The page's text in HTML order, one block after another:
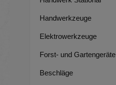
Handwerkzeuge
Elektrowerkzeuge
Forst- und Gartengeräte
Beschläge